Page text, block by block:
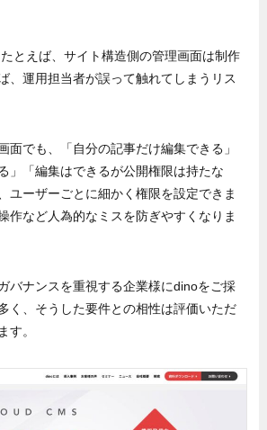
とえば、サイト構造側の管理画面は制作
、運用担当者が誤って触れてしまうリス
面でも、「自分の記事だけ編集できる」
」「編集はできるが公開権限は持たな
ユーザーごとに細かく権限を設定できま
作など人為的なミスを防ぎやすくなりま
バナンスを重視する企業様にdinoをご採
く、そうした要件との相性は評価いただ
す。